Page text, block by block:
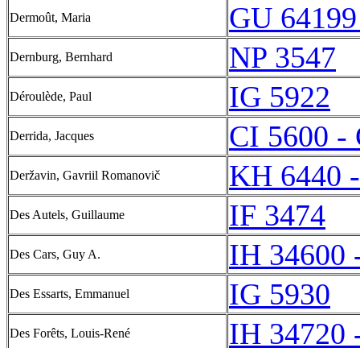
Dermoût, Maria GU
Dernburg, Bernhard NP 3547
Déroulède, Paul IG 5922
Derrida, Jacques CI 5600 -
Deržavin, Gavriil Romanovič KH 6440
Des Autels, Guillaume IF 3474
Des Cars, Guy A. IH 34600
Des Essarts, Emmanuel IG 5930
Des Forêts, Louis-René IH 34720